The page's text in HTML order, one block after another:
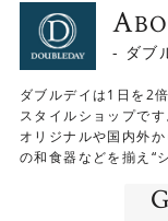
A
- ダブ
ダブルデイは1日を2
スタイルショップです
オリジナルや国内外
の和食器などを揃え“